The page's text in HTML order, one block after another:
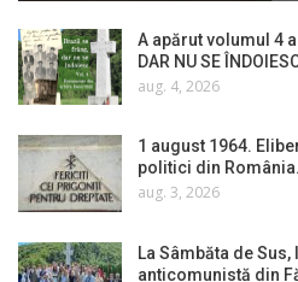
A apărut volumul 4
DAR NU SE
aug. 4, 2026
1 august 1964.
politici din
aug. 3, 2026
La Sâmbăta de
anticomunistă din